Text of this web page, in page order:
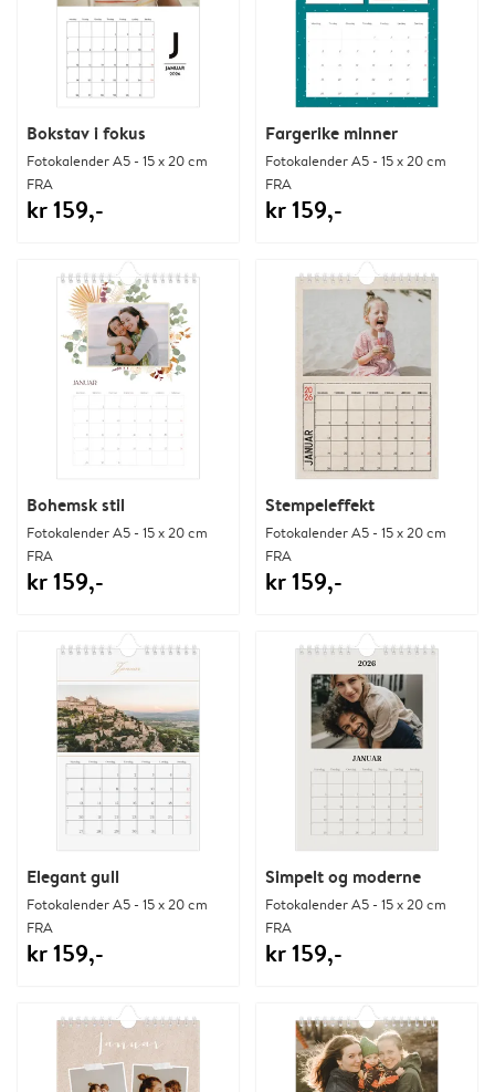
Bokstav i fokus
Fotokalender A5 - 15 x 20 cm
FRA
kr 159,-
Fargerike minner
Fotokalender A5 - 15 x 20 cm
FRA
kr 159,-
Bohemsk stil
Fotokalender A5 - 15 x 20 cm
FRA
kr 159,-
Stempeleffekt
Fotokalender A5 - 15 x 20 cm
FRA
kr 159,-
Elegant gull
Fotokalender A5 - 15 x 20 cm
FRA
kr 159,-
Simpelt og moderne
Fotokalender A5 - 15 x 20 cm
FRA
kr 159,-